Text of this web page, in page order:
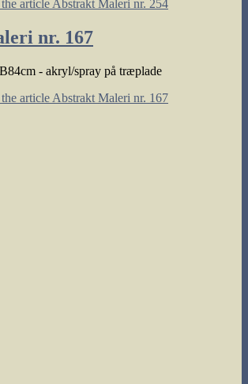
nr. 167
- akryl/spray på træplade